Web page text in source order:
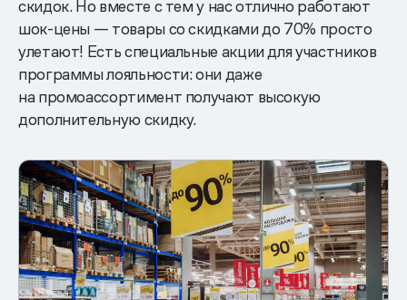
скидок. Но вместе с тем у нас отлично работают
шок-цены — товары со скидками до 70% просто
улетают! Есть специальные акции для участников
программы лояльности: они даже
на промоассортимент получают высокую
дополнительную скидку.